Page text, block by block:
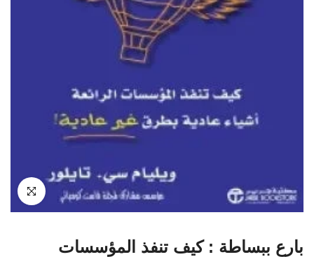
انقر للتكبير
بارع ببساطة : كيف تنفذ المؤسسات